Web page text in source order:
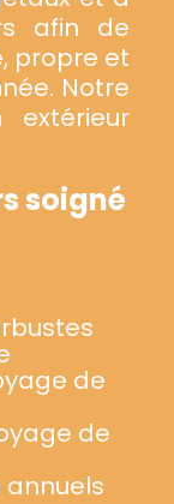
afin de
propre et
Notre
soigné
de
de
annuels